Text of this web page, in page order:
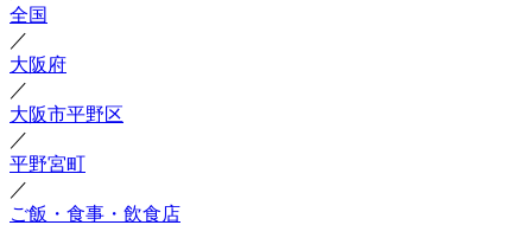
全国
／
大阪府
／
大阪市平野区
／
平野宮町
／
ご飯・食事・飲食店